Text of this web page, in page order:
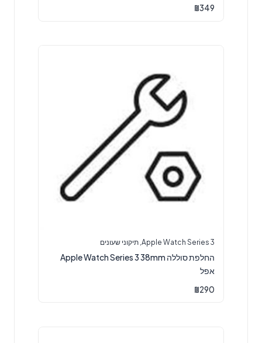
₪349
Apple Watch Series 3
,תיקוני שעונים
‏החלפת סוללה Apple Watch Series 3 38mm
אפל
₪290